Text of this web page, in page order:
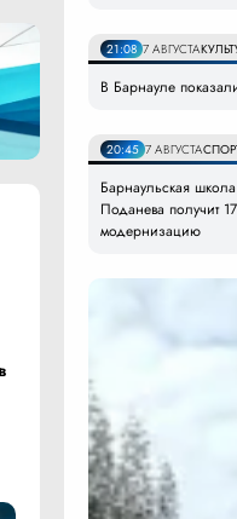
21:08 7 АВГУСТА
В Барнауле
20:45 7 АВГУСТА
Барнаульская
Поданева получит
модернизацию